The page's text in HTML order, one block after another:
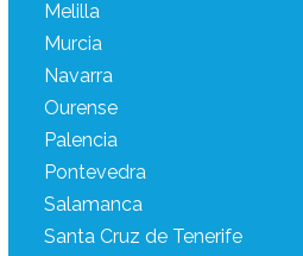
Melilla
Murcia
Navarra
Ourense
Palencia
Pontevedra
Salamanca
Santa Cruz de Tenerife